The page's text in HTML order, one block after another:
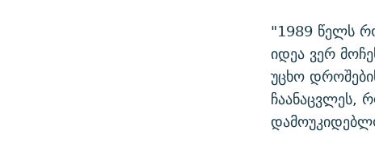
"1989 წელს
იდეა ვერ
უცხო
ჩაანაცვლეს,